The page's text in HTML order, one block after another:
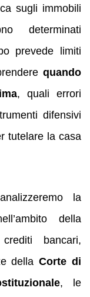
sugli immobili
determinati
prevede limiti
quando
, quali errori
difensivi
tutelare la casa
la
della
bancari,
dellaCorte di
, le